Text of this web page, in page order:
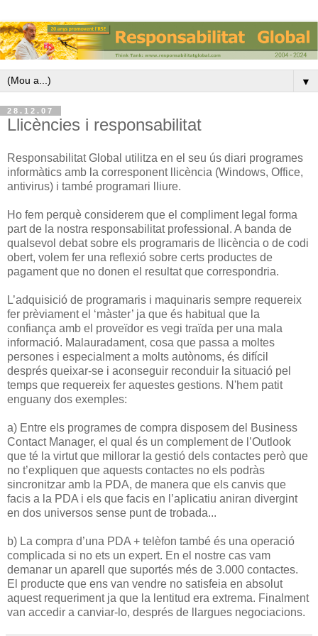
▼
28.12.07
Llicències i responsabilitat
Responsabilitat Global utilitza en el seu ús diari programes
informàtics amb la corresponent llicència (Windows, Office,
antivirus) i també programari lliure.
Ho fem perquè considerem que el compliment legal forma
part de la nostra responsabilitat professional. A banda de
qualsevol debat sobre els programaris de llicència o de codi
obert, volem fer una reflexió sobre certs productes de
pagament que no donen el resultat que correspondria.
L’adquisició de programaris i maquinaris sempre requereix
fer prèviament el ‘màster’ ja que és habitual que la
confiança amb el proveïdor es vegi traïda per una mala
informació. Malauradament, cosa que passa a moltes
persones i especialment a molts autònoms, és difícil
després queixar-se i aconseguir reconduir la situació pel
temps que requereix fer aquestes gestions. N'hem patit
enguany dos exemples:
a) Entre els programes de compra disposem del Business
Contact Manager, el qual és un complement de l’Outlook
que té la virtut que millorar la gestió dels contactes però que
no t’expliquen que aquests contactes no els podràs
sincronitzar amb la PDA, de manera que els canvis que
facis a la PDA i els que facis en l’aplicatiu aniran divergint
en dos universos sense punt de trobada...
b) La compra d’una PDA + telèfon també és una operació
complicada si no ets un expert. En el nostre cas vam
demanar un aparell que suportés més de 3.000 contactes.
El producte que ens van vendre no satisfeia en absolut
aquest requeriment ja que la lentitud era extrema. Finalment
van accedir a canviar-lo, després de llargues negociacions.